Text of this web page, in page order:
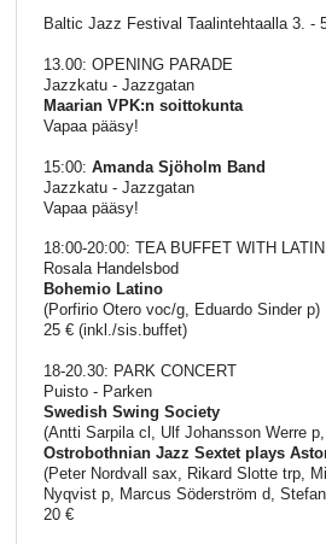
Baltic Jazz Festival Taalintehtaalla 3. -
13.00: OPENING PARADE
Jazzkatu - Jazzgatan
Maarian VPK:n soittokunta
Vapaa pääsy!
15:00: Amanda Sjöholm Band
Jazzkatu - Jazzgatan
Vapaa pääsy!
18:00-20:00: TEA BUFFET WITH
Rosala Handelsbod
Bohemio Latino
(Porfirio Otero voc/g, Eduardo Sinder p)
25 € (inkl./sis.buffet)
18-20.30: PARK CONCERT
Puisto - Parken
Swedish Swing Society
(Antti Sarpila cl, Ulf Johansson Werre
Ostrobothnian Jazz Sextet plays
(Peter Nordvall sax, Rikard Slotte trp,
Nyqvist p, Marcus Söderström d,
20 €